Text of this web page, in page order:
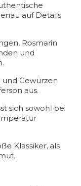
auf Details
Rosmarin
und
Gewürzen
aus.
sich sowohl bei
Klassiker, als